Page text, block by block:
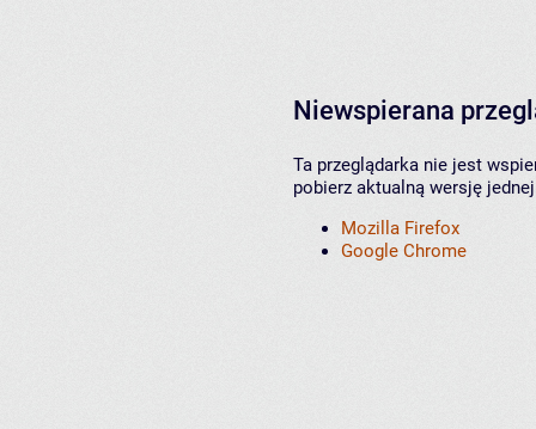
Niewspierana
Ta przeglądarka nie jest
pobierz aktualną wersję
Mozilla Firefox
Google Chrome